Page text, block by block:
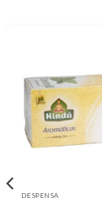
DESPENSA